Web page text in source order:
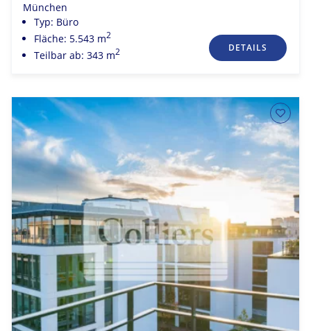
München
Typ: Büro
Fläche: 5.543 m2
Teilbar ab: 343 m2 DETAILS